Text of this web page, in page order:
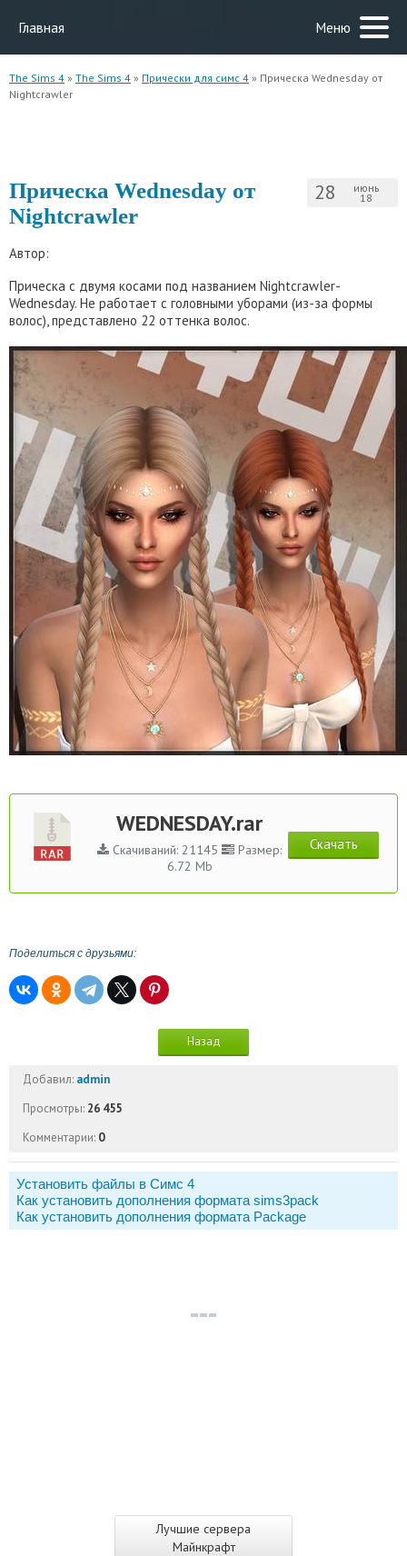
Главная Меню
Лучшие сервера
Майнкрафт
The Sims 4 » The Sims 4 » Прически для симс 4 » Прическа Wednesday от
Nightcrawler
28 июнь
18
Прическа Wednesday от
Nightcrawler
Автор:
Прическа с двумя косами под названием Nightcrawler-
Wednesday. Не работает с головными уборами (из-за формы
волос), представлено 22 оттенка волос.
WEDNESDAY.rar
Скачиваний: 21145
Размер:
6.72 Mb
Скачать
Поделиться с друзьями:
Назад
Добавил: admin
Просмотры: 26 455
Комментарии: 0
Установить файлы в Симс 4
Как установить дополнения формата sims3pack
Как установить дополнения формата Package